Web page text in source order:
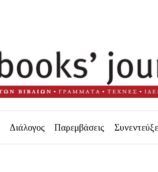
Διάλογος Παρεμβάσεις